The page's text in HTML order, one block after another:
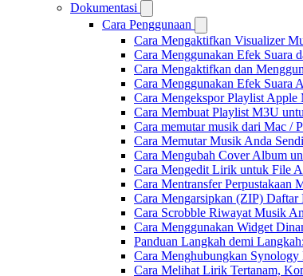
Dokumentasi
Cara Penggunaan
Cara Mengaktifkan Visualizer
Cara Menggunakan Efek Suara
Cara Mengaktifkan dan
Cara Menggunakan Efek Suara
Cara Mengekspor Playlist
Cara Membuat Playlist M3U
Cara memutar musik dari Mac /
Cara Memutar Musik Anda
Cara Mengubah Cover Album
Cara Mengedit Lirik untuk File
Cara Mentransfer Perpustakaan
Cara Mengarsipkan (ZIP)
Cara Scrobble Riwayat Musik
Cara Menggunakan Widget
Panduan Langkah demi
Cara Menghubungkan
Cara Melihat Lirik Tertanam,